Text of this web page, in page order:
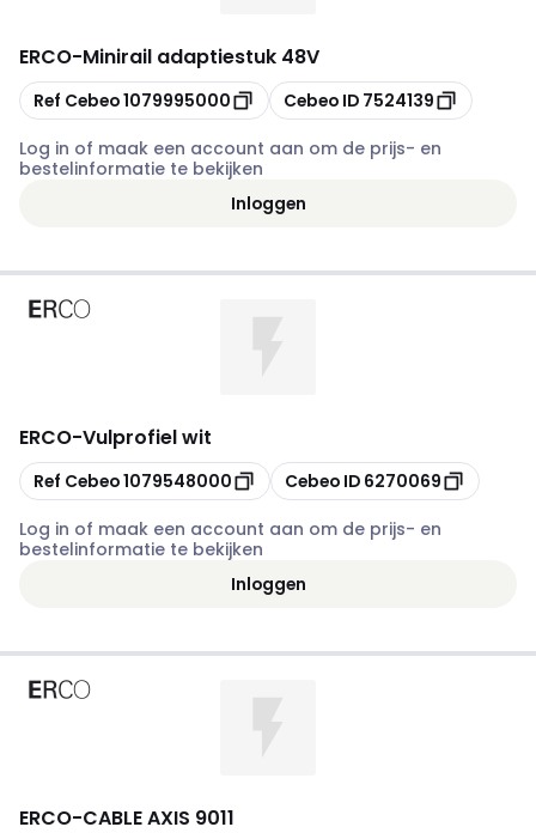
ERCO-Minirail adaptiestuk 48V
Kopiëren
Ref Cebeo1079995000 Kopiëren
Cebeo ID 7524139
Log in of maak een account aan om de prijs- en
bestelinformatie te bekijken
Inloggen
ERCO-Vulprofiel wit
Kopiëren
Ref Cebeo1079548000 Kopiëren
Cebeo ID 6270069
Log in of maak een account aan om de prijs- en
bestelinformatie te bekijken
Inloggen
ERCO-CABLE AXIS 9011